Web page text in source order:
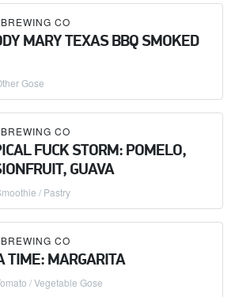
CO
MARY TEXAS BBQ SMOKED
Gose
CO
FUCK STORM: POMELO,
GUAVA
/ Pastry
CO
TIME: MARGARITA
/ Vegetable Gose